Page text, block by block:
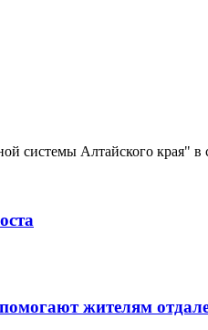
системы Алтайского
жителям